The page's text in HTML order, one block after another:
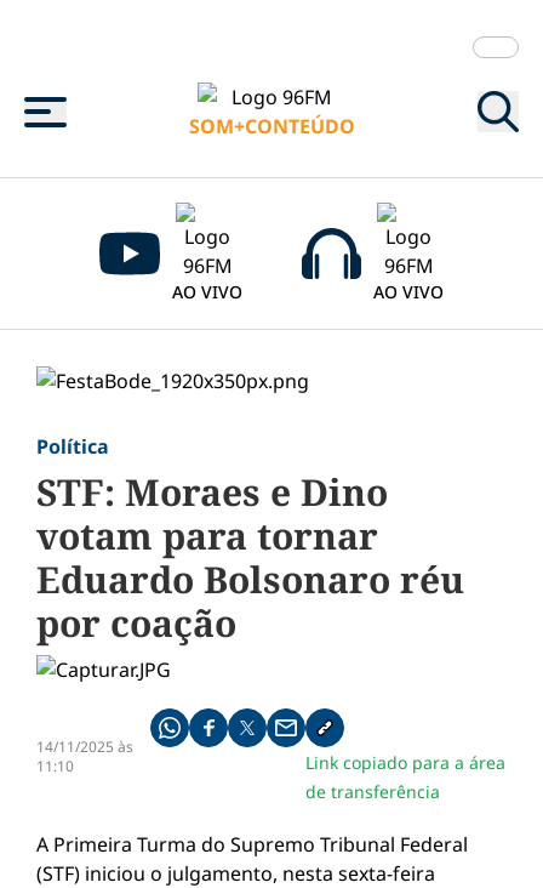
Menu
SOM+CONTEÚDO
AO VIVO AO VIVO
Política
STF: Moraes e Dino
votam para tornar
Eduardo Bolsonaro réu
por coação
14/11/2025 às
11:10
Compartilhe pelo whatsapp
Compartilhar no facebook
Compartilhar no twitter
Compartilhe pelo email
Copiar link da notícia
Link copiado para a área
de transferência
A Primeira Turma do Supremo Tribunal Federal
(STF) iniciou o julgamento, nesta sexta-feira